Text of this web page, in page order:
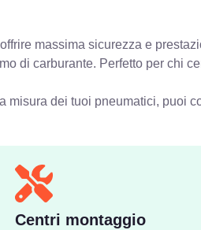
massima sicurezza e
di carburante. Perfetto per chi
misura dei tuoi pneumatici, puoi
Centri montaggio